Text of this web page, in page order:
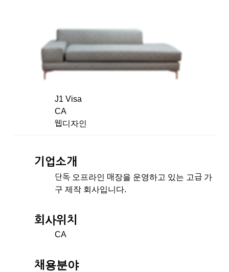
J1 Visa
CA
웹디자인
기업소개
단독 오프라인 매장을 운영하고 있는 고급 가
구 제작 회사입니다.
회사위치
CA
채용분야